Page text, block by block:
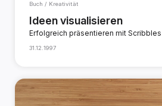
Buch / Kreativität
Ideen visualisieren
Erfolgreich präsentieren mit
31.12.1997